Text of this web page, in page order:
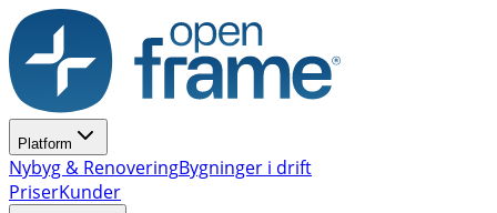
Platform
Nybyg & RenoveringBygninger i drift
PriserKunder